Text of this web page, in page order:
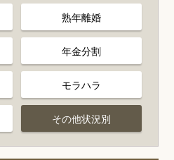
熟年離婚
年金分割
モラハラ
その他状況別